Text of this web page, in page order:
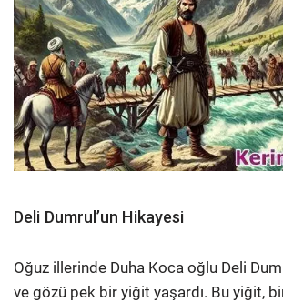
Deli Dumrul’un Hikayesi
Oğuz illerinde Duha Koca oğlu Deli
ve gözü pek bir yiğit yaşardı. Bu yiğit,